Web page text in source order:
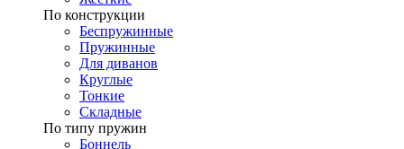
По конструкции
Беспружинные
Пружинные
Для диванов
Круглые
Тонкие
Складные
По типу пружин
Боннель